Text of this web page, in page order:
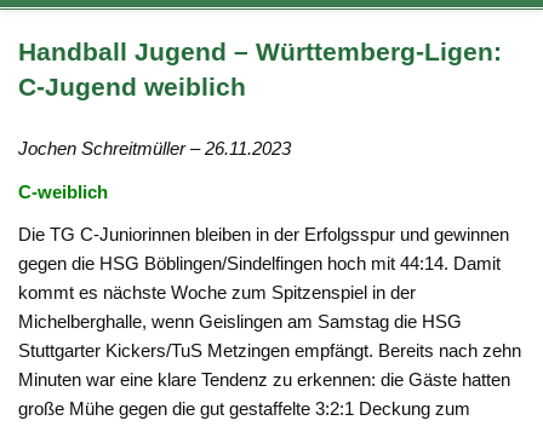
Handball Jugend – Württemberg-Ligen:
C-Jugend weiblich
Jochen Schreitmüller – 26.11.2023
C-weiblich
Die TG C-Juniorinnen bleiben in der Erfolgsspur und gewinnen
gegen die HSG Böblingen/Sindelfingen hoch mit 44:14. Damit
kommt es nächste Woche zum Spitzenspiel in der
Michelberghalle, wenn Geislingen am Samstag die HSG
Stuttgarter Kickers/TuS Metzingen empfängt. Bereits nach zehn
Minuten war eine klare Tendenz zu erkennen: die Gäste hatten
große Mühe gegen die gut gestaffelte 3:2:1 Deckung zum